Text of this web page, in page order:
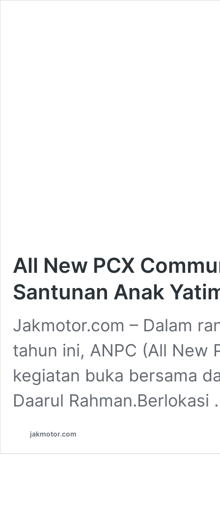
All New PCX
Santunan Anak
Jakmotor.com – Dalam
tahun ini, ANPC (All New
kegiatan buka bersama
Daarul
jakmotor.com